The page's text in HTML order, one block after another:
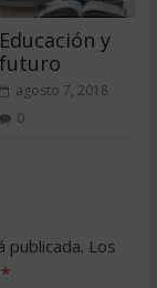
Educación y
futuro
agosto 7, 2018
0
publicada. Los
*